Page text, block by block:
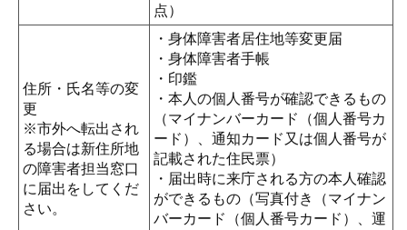
点）
住所・氏名等の変
更
※市外へ転出され
る場合は新住所地
の障害者担当窓口
に届出をしてくだ
さい。
・身体障害者居住地等変更届
・身体障害者手帳
・印鑑
・本人の個人番号が確認できるもの
（マイナンバーカード（個人番号カ
ード）、通知カード又は個人番号が
記載された住民票）
・届出時に来庁される方の本人確認
ができるもの（写真付き（マイナン
バーカード（個人番号カード）、運